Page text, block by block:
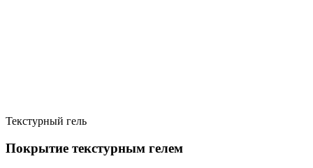
Текстурный гель
Покрытие текстурным гелем